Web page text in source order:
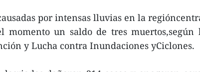
por intensas lluvias en la
momento un saldo de tres muertos,según
y Lucha contra Inundaciones yCiclones.